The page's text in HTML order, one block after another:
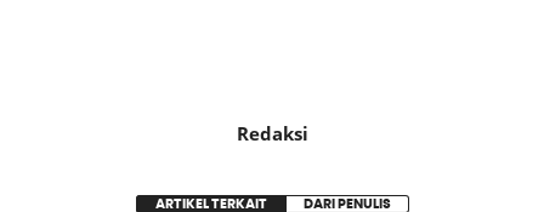
Redaksi
ARTIKEL TERKAIT DARI PENULIS